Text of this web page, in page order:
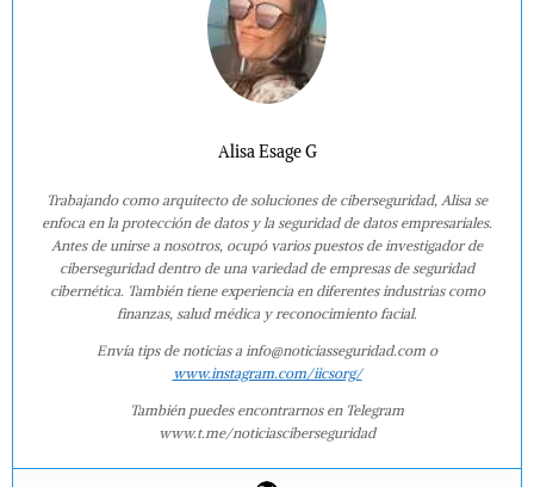
Alisa Esage G
Trabajando como arquitecto de soluciones de ciberseguridad, Alisa se
enfoca en la protección de datos y la seguridad de datos empresariales.
Antes de unirse a nosotros, ocupó varios puestos de investigador de
ciberseguridad dentro de una variedad de empresas de seguridad
cibernética. También tiene experiencia en diferentes industrias como
finanzas, salud médica y reconocimiento facial.
Envía tips de noticias a info@noticiasseguridad.com o
www.instagram.com/iicsorg/
También puedes encontrarnos en Telegram
www.t.me/noticiasciberseguridad